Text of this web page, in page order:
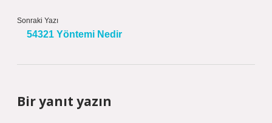
Sonraki Yazı
54321 Yöntemi Nedir
Bir yanıt yazın